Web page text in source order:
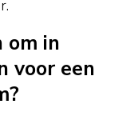
om in
voor een